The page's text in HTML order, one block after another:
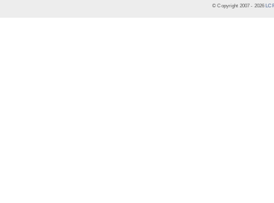
© Copyright 2007 - 2026